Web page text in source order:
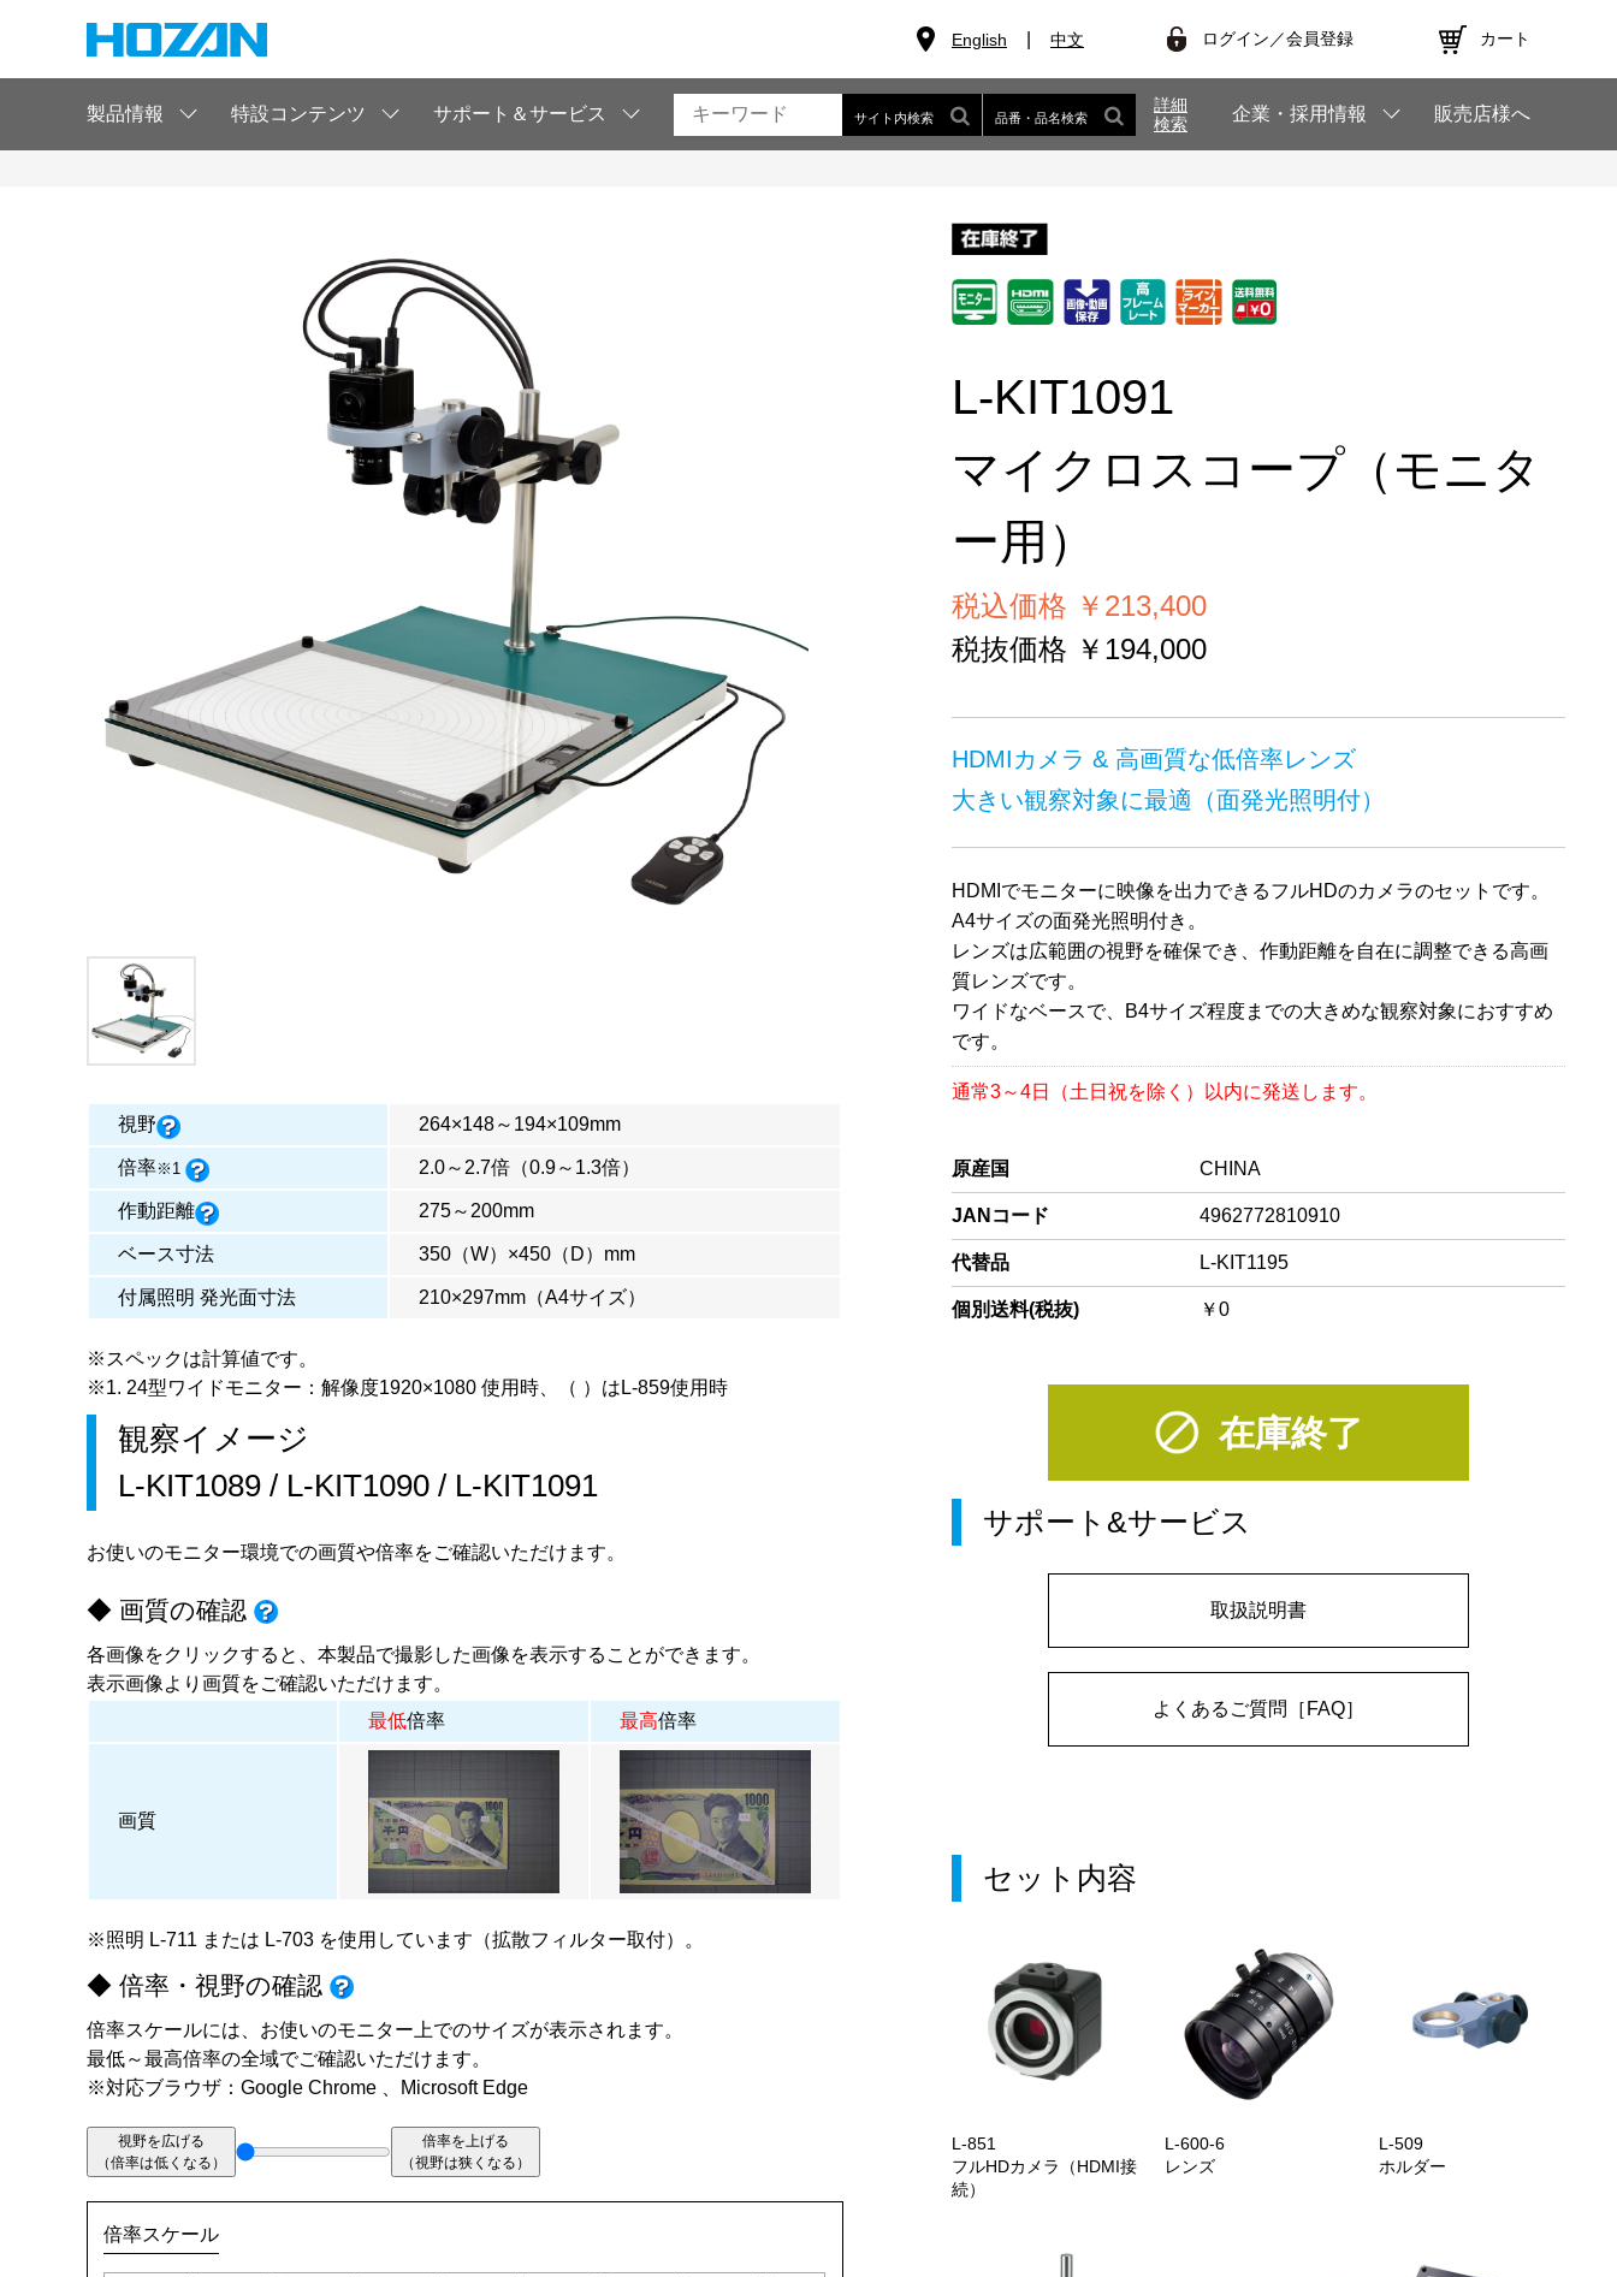
English 中文 ログイン／会員登録 カート
製品情報 特設コンテンツ サポート＆サービス サイト内検索 品番・品名検索
詳細
検索
企業・採用情報 販売店様へ
視野 264×148～194×109mm
倍率※1 2.0～2.7倍（0.9～1.3倍）
作動距離 275～200mm
ベース寸法 350（W）×450（D）mm
付属照明 発光面寸法 210×297mm（A4サイズ）
※スペックは計算値です。
※1. 24型ワイドモニター：解像度1920×1080 使用時、（ ）はL-859使用時
観察イメージ
L-KIT1089 / L-KIT1090 / L-KIT1091
お使いのモニター環境での画質や倍率をご確認いただけます。
◆ 画質の確認
各画像をクリックすると、本製品で撮影した画像を表示することができます。
表示画像より画質をご確認いただけます。
最低倍率 最高倍率
画質
※照明 L-711 または L-703 を使用しています（拡散フィルター取付）。
◆ 倍率・視野の確認
倍率スケールには、お使いのモニター上でのサイズが表示されます。
最低～最高倍率の全域でご確認いただけます。
※対応ブラウザ：Google Chrome 、Microsoft Edge
視野を広げる
（倍率は低くなる）
倍率を上げる
（視野は狭くなる）
倍率スケール
L-KIT1091
マイクロスコープ（モニタ
ー用）
税込価格 ￥213,400
税抜価格 ￥194,000
HDMIカメラ & 高画質な低倍率レンズ
大きい観察対象に最適（面発光照明付）
HDMIでモニターに映像を出力できるフルHDのカメラのセットです。
A4サイズの面発光照明付き。
レンズは広範囲の視野を確保でき、作動距離を自在に調整できる高画
質レンズです。
ワイドなベースで、B4サイズ程度までの大きめな観察対象におすすめ
です。
通常3～4日（土日祝を除く）以内に発送します。
原産国 CHINA
JANコード 4962772810910
代替品 L-KIT1195
個別送料(税抜) ￥0
在庫終了
サポート&サービス
取扱説明書
よくあるご質問［FAQ］
セット内容
L-851
フルHDカメラ（HDMI接
続）
L-600-6
レンズ
L-509
ホルダー